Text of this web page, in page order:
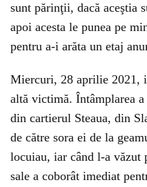
sunt părinţii, dacă aceştia
apoi acesta le punea pe
pentru a-i arăta un etaj
Miercuri, 28 aprilie 2021,
altă victimă. Întâmplarea
din cartierul Steaua, din
de către sora ei de la
locuiau, iar când l-a văzut
sale a coborât imediat